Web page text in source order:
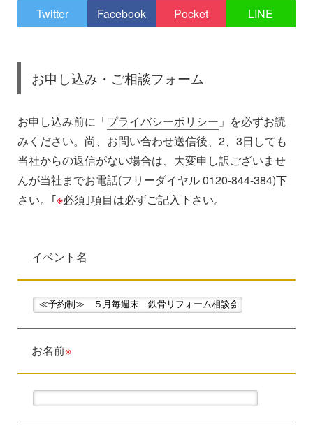
Twitter Facebook Pocket LINE
お申し込み・ご相談フォーム
お申し込み前に「プライバシーポリシー 」を必ずお読
みください。尚、お問い合わせ送信後、2、3日しても
当社からの返信がない場合は、大変申し訳ございませ
んが当社までお電話(フリーダイヤル 0120-844-384)下
さい。｢※必須｣項目は必ずご記入下さい。
イベント名
お名前※